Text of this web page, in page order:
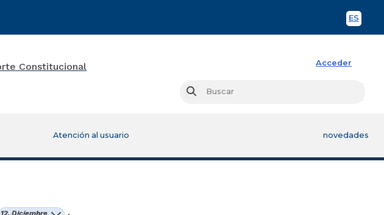
ES
Acceder
Buscar
Atención al usuario novedades
12. Diciembre .